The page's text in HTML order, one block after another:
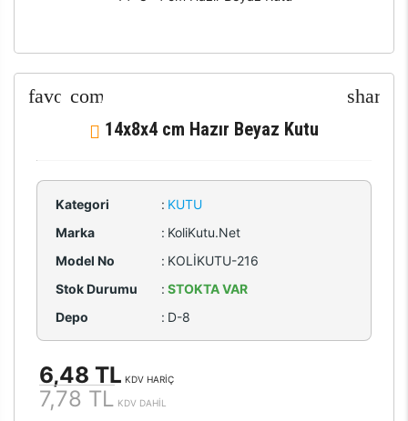
14x8x4 cm Hazır Beyaz Kutu
Kategori : KUTU
Marka
: KoliKutu.Net
Model No
: KOLİKUTU-216
Stok Durumu
: STOKTA VAR
Depo
: D-8
6,48 TL KDV HARİÇ
7,78 TL KDV DAHİL